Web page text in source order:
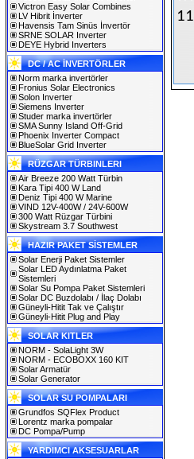
Victron Easy Solar Combines
LV Hibrit İnverter
Havensis Tam Sinüs İnvertör
SRNE SOLAR Inverter
DEYE Hybrid Inverters
DC / AC İNVERTÖRLER
Norm marka invertörler
Fronius Solar Electronics
Solon Inverter
Siemens Inverter
Studer marka invertörler
SMA Sunny Island Off-Grid
Phoenix Inverter Compact
BlueSolar Grid Inverter
RÜZGAR TÜRBINLERI
Air Breeze 200 Watt Türbin
Kara Tipi 400 W Land
Deniz Tipi 400 W Marine
VIND 12V-400W / 24V-600W
300 Watt Rüzgar Türbini
Skystream 3.7 Southwest
HAZIR PAKET SİSTEMLER
Solar Enerji Paket Sistemler
Solar LED Aydınlatma Paket
Sistemleri
Solar Su Pompa Paket Sistemleri
Solar DC Buzdolabı / İlaç Dolabı
Güneyli-Hitit Tak ve Çalıştır
Güneyli-Hitit Plug and Play
SOLAR KITLER
NORM - SolaLight 3W
NORM - ECOBOXX 160 KIT
Solar Armatür
Solar Generator
SOLAR SU POMPALARI
Grundfos SQFlex Product
Lorentz marka pompalar
DC Pompa/Pump
YARDIMCI AKSESUARLAR